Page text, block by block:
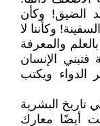
الضيق! وكأن
وكأننا لا
والمعرفة
فتبني الإنسان
الدواء ويكتب
تاريخ البشرية
أيضًا معارك